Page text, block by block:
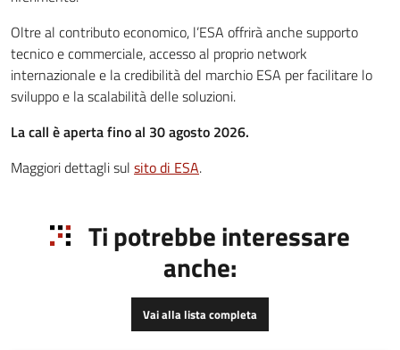
Oltre al contributo economico, l’ESA offrirà anche supporto
tecnico e commerciale, accesso al proprio network
internazionale e la credibilità del marchio ESA per facilitare lo
sviluppo e la scalabilità delle soluzioni.
La call è aperta fino al 30 agosto 2026.
Maggiori dettagli sul sito di ESA.
Ti potrebbe interessare
anche:
Vai alla lista completa